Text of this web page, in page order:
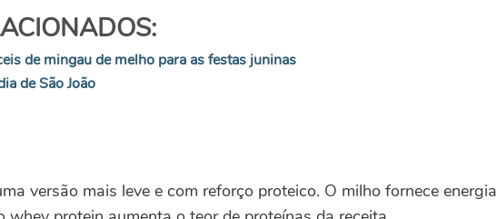
de mingau de melho para as festas juninas
de São João
versão mais leve e com reforço proteico. O milho fornece energia